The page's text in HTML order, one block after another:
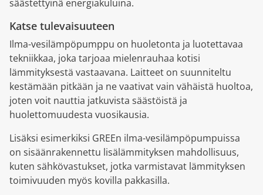
säästettyinä energiakuluina.
Katse tulevaisuuteen
Ilma-vesilämpöpumppu on huoletonta ja luotettavaa
tekniikkaa, joka tarjoaa mielenrauhaa kotisi
lämmityksestä vastaavana. Laitteet on suunniteltu
kestämään pitkään ja ne vaativat vain vähäistä huoltoa,
joten voit nauttia jatkuvista säästöistä ja
huolettomuudesta vuosikausia.
Lisäksi esimerkiksi GREEn ilma-vesilämpöpumpuissa
on sisäänrakennettu lisälämmityksen mahdollisuus,
kuten sähkövastukset, jotka varmistavat lämmityksen
toimivuuden myös kovilla pakkasilla.